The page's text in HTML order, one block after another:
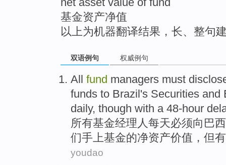
基金资产净值
以上为机器翻译结果，长、整句
双语例句 权威例句
All fund managers must
funds to Brazil's Securities and
daily, though with a 48-hour
所有基金经理人 每天必须向 巴西
们手上基金的净资产价值 ， 但有
youdao